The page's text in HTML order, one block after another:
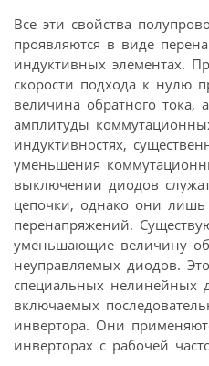
Все эти свойства
проявляются в виде
индуктивных элементах.
скорости подхода к нулю
величина обратного тока,
амплитуды
индуктивностях,
уменьшения
выключении диодов
цепочки, однако они лишь
перенапряжений.
уменьшающие величину
неуправляемых диодов.
специальных нелинейных
включаемых
инвертора. Они
инверторах с рабочей